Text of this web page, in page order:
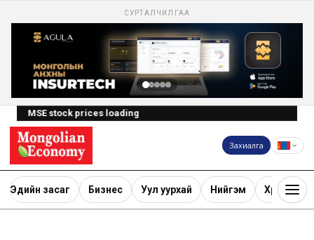
СУРТАЛЧИЛГАА
MSE stock prices loading
Захиалга
Эдийн засаг Бизнес Уул уурхай Нийгэм Хөрөнгө